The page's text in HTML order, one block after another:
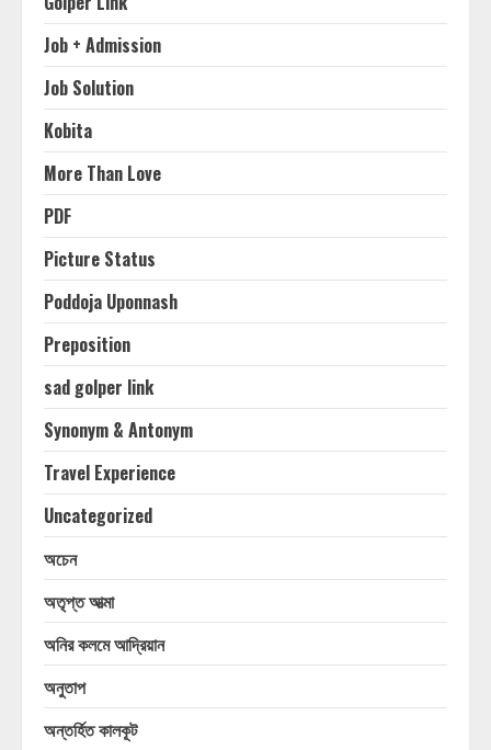
Job + Admission
Job Solution
Kobita
More Than Love
PDF
Picture Status
Poddoja Uponnash
Preposition
sad golper link
Synonym & Antonym
Travel Experience
Uncategorized
অচেন
অতৃপ্ত আত্মা
অনির কলমে আদ্রিয়ান
অনুতাপ
অন্তর্হিত কালকূট